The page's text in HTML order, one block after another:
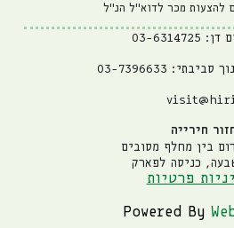
להצעות מכר לדוא"ל הנ"ל
6314725
03-7396633
חירייה
כניסה לפארק
פרטיות
Powered By